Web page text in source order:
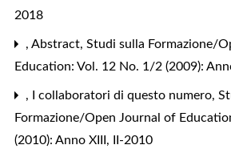
2018
, Abstract, Studi sulla Formazione/
Education: Vol. 12 No. 1/2 (2009):
, I collaboratori di questo numero,
Formazione/Open Journal of
(2010): Anno XIII, II-2010